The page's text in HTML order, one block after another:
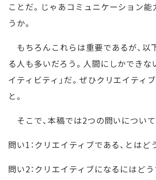
ことだ。じゃあコミュニケーション能
うか。
もちろんこれらは重要であるが、以
る人も多いだろう。人間にしかできな
イティビティ」だ。ぜひクリエイティブ
と。
そこで、本稿では2つの問いについて
問い1：クリエイティブである、とはど
問い2：クリエイティブになるにはど